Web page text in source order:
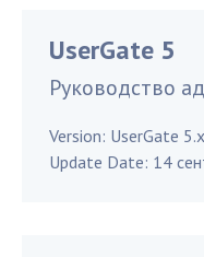
UserGate 5
Руководство
Version: UserGate 5.x
Update Date: 14